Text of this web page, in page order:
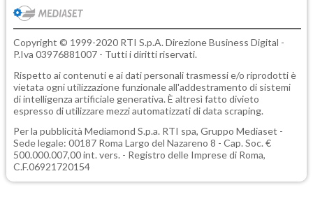
Copyright © 1999-2020 RTI S.p.A. Direzione Business Digital -
P.Iva 03976881007 - Tutti i diritti riservati.
Rispetto ai contenuti e ai dati personali trasmessi e/o riprodotti è
vietata ogni utilizzazione funzionale all'addestramento di sistemi
di intelligenza artificiale generativa. È altresì fatto divieto
espresso di utilizzare mezzi automatizzati di data scraping.
Per la pubblicità Mediamond S.p.a. RTI spa, Gruppo Mediaset -
Sede legale: 00187 Roma Largo del Nazareno 8 - Cap. Soc. €
500.000.007,00 int. vers. - Registro delle Imprese di Roma,
C.F.06921720154